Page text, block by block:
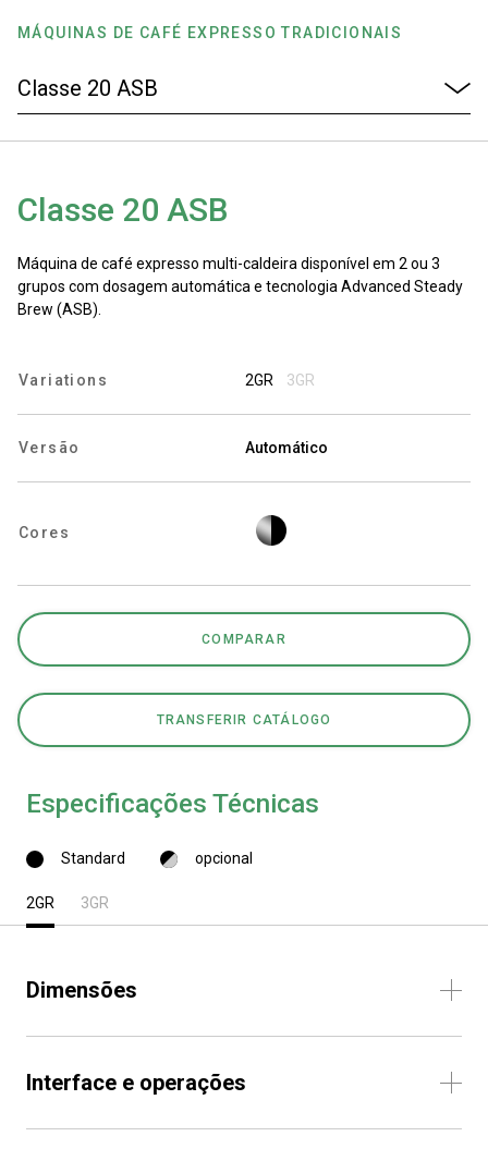
MÁQUINAS DE CAFÉ EXPRESSO TRADICIONAIS
Classe 20 ASB
Máquina de café expresso multi-caldeira disponível em 2 ou 3
grupos com dosagem automática e tecnologia Advanced Steady
Brew (ASB).
Variations 2GR 3GR
Versão Automático
Cores
COMPARAR
TRANSFERIR CATÁLOGO
Especificações Técnicas
Standard opcional
2GR 3GR
Dimensões
Interface e operações
Nossos laboratórios
Sustentabilidade
Contacte-nos
Política de Privacidade